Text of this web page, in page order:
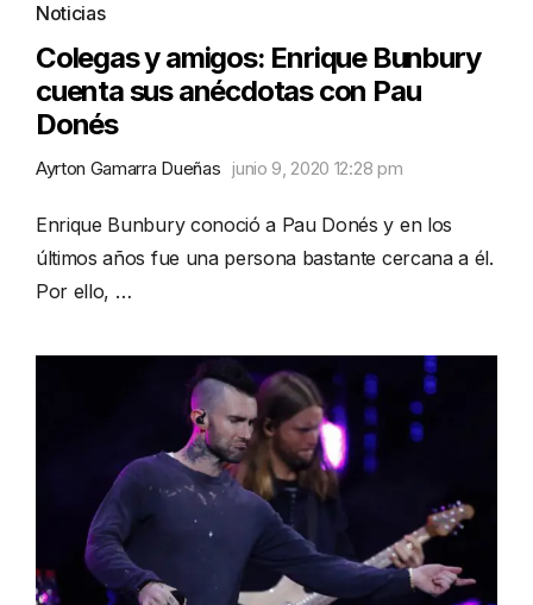
Noticias
Colegas y amigos: Enrique Bunbury
cuenta sus anécdotas con Pau
Donés
Ayrton Gamarra Dueñas junio 9, 2020 12:28 pm
Enrique Bunbury conoció a Pau Donés y en los
últimos años fue una persona bastante cercana a él.
Por ello, …